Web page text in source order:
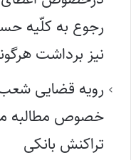
رجوع به کلّیه
نیز برداشت
رویه قضایی
خصوص مطالبه
تراکنش بانکی